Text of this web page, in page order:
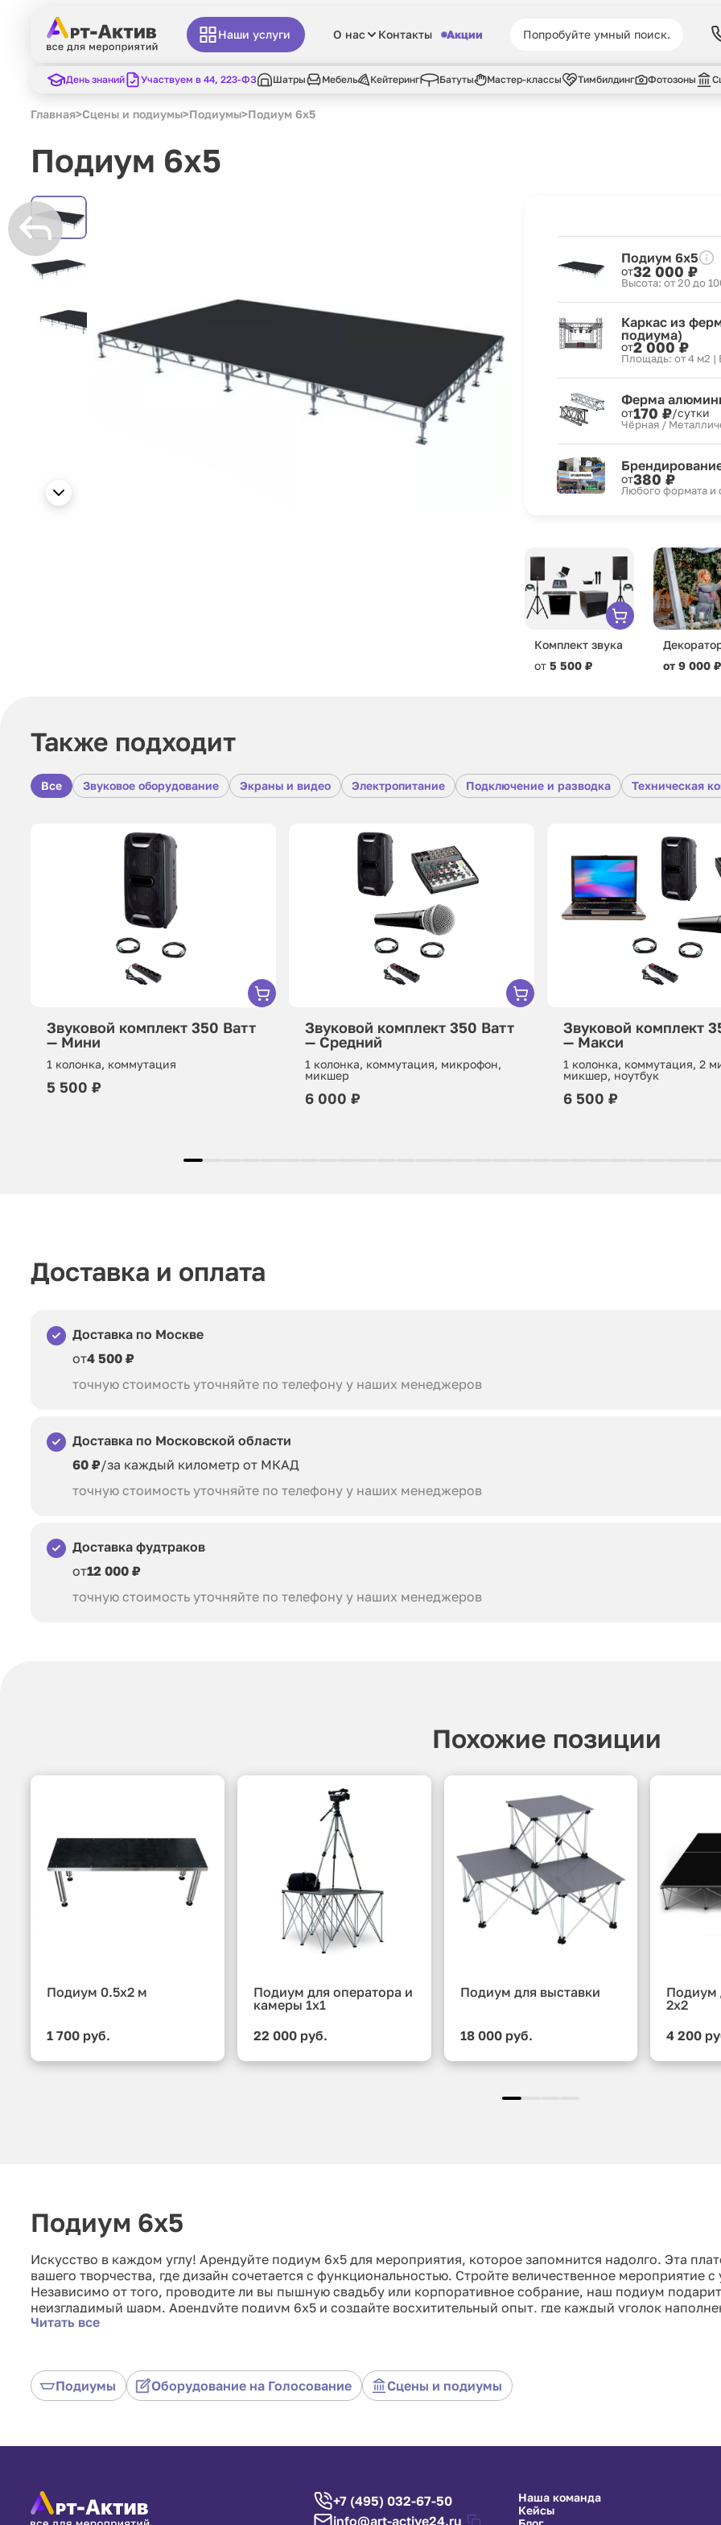
Наши услуги О нас Контакты Акции
День знаний Участвуем в 44, 223-ФЗ Шатры Мебель Кейтеринг Батуты Мастер-классы Тимбилдинг Фотозоны
Главная>Сцены и подиумы>Подиумы>Подиум 6x5
Подиум 6x5
Подиум 6x5
от32 000 ₽
Высота: от 20 до
Каркас из
подиума)
от2 000 ₽
Площадь: от 4 м2 |
Ферма
от170 ₽/сутки
Чёрная /
от380 ₽
Любого формата и
Комплект звука
от 5 500 ₽
от 9 000 ₽
Также подходит
Все Звуковое оборудование Экраны и видео Электропитание Подключение и разводка Техническая
Звуковой комплект 350 Ватт
— Мини
1 колонка, коммутация
5 500 ₽
Звуковой комплект 350 Ватт
— Средний
1 колонка, коммутация, микрофон,
микшер
6 000 ₽
Звуковой комплект
— Макси
1 колонка, коммутация, 2
микшер, ноутбук
6 500 ₽
Доставка и оплата
Доставка по Москве
от4 500 ₽
точную стоимость уточняйте по телефону у наших менеджеров
Доставка по Московской области
60 ₽/за каждый километр от МКАД
точную стоимость уточняйте по телефону у наших менеджеров
Доставка фудтраков
от12 000 ₽
точную стоимость уточняйте по телефону у наших менеджеров
Похожие позиции
Подиум 0.5x2 м
1 700 руб.
Подиум для оператора и
камеры 1x1
22 000 руб.
Подиум для выставки
18 000 руб.
Подиум
2x2
4 200
Подиум 6x5
Искусство в каждом углу! Арендуйте подиум 6x5 для мероприятия, которое запомнится надолго. Эта
вашего творчества, где дизайн сочетается с функциональностью. Стройте величественное мероприятие
Независимо от того, проводите ли вы пышную свадьбу или корпоративное собрание, наш подиум
неизгладимый шарм. Арендуйте подиум 6x5 и создайте восхитительный опыт, где каждый уголок
элегантностью.
Читать все
Подиумы Оборудование на Голосование Сцены и подиумы
+7 (495) 032-67-50
info@art-active24.ru
Наша команда
Кейсы